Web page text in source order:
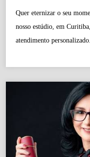
Quer eternizar o seu
nosso estúdio, em
atendimento